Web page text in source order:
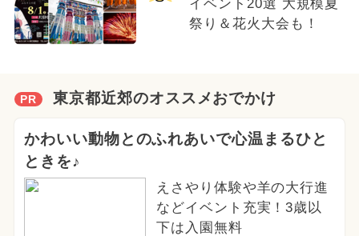
イベント20選 大規模夏
祭り＆花火大会も！
PR 東京都近郊のオススメおでかけ
かわいい動物とのふれあいで心温まるひと
ときを♪
えさやり体験や羊の大行進
などイベント充実！3歳以
下は入園無料